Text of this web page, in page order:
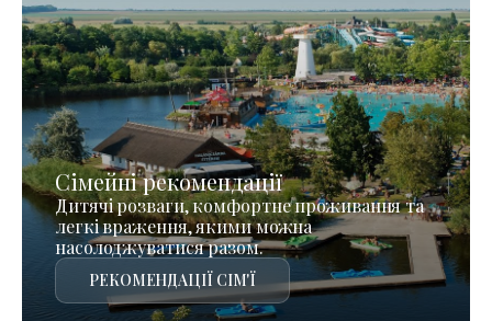
Сімейні рекомендації
Дитячі розваги, комфортне проживання та
легкі враження, якими можна
насолоджуватися разом.
РЕКОМЕНДАЦІЇ СІМ'Ї